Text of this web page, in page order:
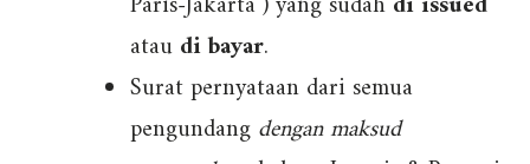
atau di bayar.
Surat pernyataan dari semua
pengundang dengan maksud